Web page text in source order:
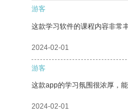
游客
这款学习软件的课程内容非常
2024-02-01
游客
这款app的学习氛围很浓厚，
2024-02-01